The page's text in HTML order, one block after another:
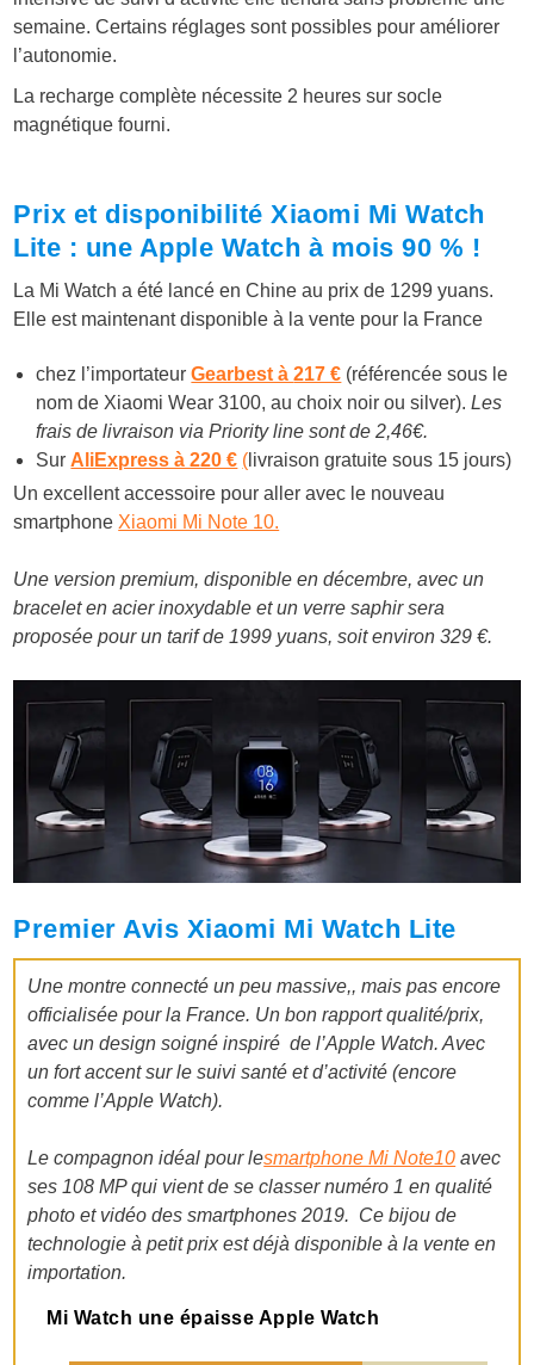
semaine. Certains réglages sont possibles pour améliorer
l’autonomie.
La recharge complète nécessite 2 heures sur socle
magnétique fourni.
Prix et disponibilité Xiaomi Mi Watch
Lite : une Apple Watch à mois 90 % !
La Mi Watch a été lancé en Chine au prix de 1299 yuans.
Elle est maintenant disponible à la vente pour la France
chez l’importateurGearbest à217 € (référencée sous le
nom de Xiaomi Wear 3100, au choix noir ou silver). Les
frais de livraison via Priority line sont de 2,46€.
Sur AliExpress à 220 € ( livraison gratuite sous 15 jours)
Un excellent accessoire pour aller avec le nouveau
smartphone Xiaomi Mi Note 10.
Une version premium, disponible en décembre, avec un
bracelet en acier inoxydable et un verre saphir sera
proposée pour un tarif de 1999 yuans, soit environ 329 €.
Premier Avis Xiaomi Mi Watch Lite
Une montre connecté un peu massive,, mais pas encore
officialisée pour la France. Un bon rapport qualité/prix,
avec un design soigné inspiré de l’Apple Watch. Avec
un fort accent sur le suivi santé et d’activité (encore
comme l’Apple Watch).
Le compagnon idéal pour lesmartphone Mi Note10 avec
ses 108 MP qui vient de se classer numéro 1 en qualité
photo et vidéo des smartphones 2019. Ce bijou de
technologie à petit prix est déjà disponible à la vente en
importation.
Mi Watch une épaisse Apple Watch